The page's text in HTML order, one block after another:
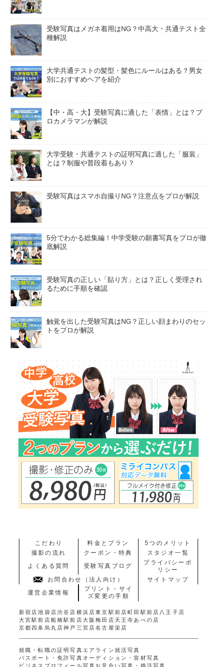
受験写真はメガネ着用はNG？中高大・共通テスト全
種解説
大学共通テストの髪型・髪色にルールはある？男女
別におすすめヘアを紹介
【中・高・大】受験写真に適した「表情」とは？プ
ロカメラマンが解説
大学受験・共通テストの証明写真に適した「服装」
とは？制服や普段着もあり？
受験写真はスマホ自撮りNG？注意点をプロが解説
5分でわかる総集編！中学受験の願書写真をプロが徹
底解説
受験写真の正しい「貼り方」とは？正しく受理され
るために手順を確認
触覚を出した受験写真はNG？正しい顔まわりのセッ
トをプロが解説
こだわり 料金とプラン
5つのメリット
撮影の流れ
クーポン・特典
スタジオ一覧
よくある質問
受験写真ブログ
プライバシーポ
リシー
お問合わせ（法人向け）
サイトマップ
運営企業情報
プリント・サイ
ズ変更の手順
新宿店池袋店渋谷店 横浜店東京駅前店町田駅前店 八王子店
大宮駅前店船橋駅前店大阪梅田店 天王寺あべの店
京都四条烏丸店神戸三宮店名古屋栄店
就職・転職の証明写真 エアライン就活写真
パスポート・免許写真 オーディション・宣材写真
ビジネスプロフィール写真 お見合い写真・婚活写真